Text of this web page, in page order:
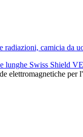
lunghe Swiss Shield
elettromagnetiche